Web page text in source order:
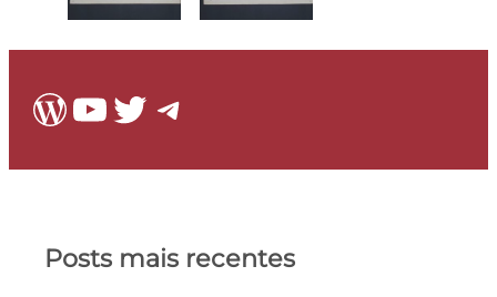
WordPress
Youtube
Twitter
Telegram
Posts mais recentes